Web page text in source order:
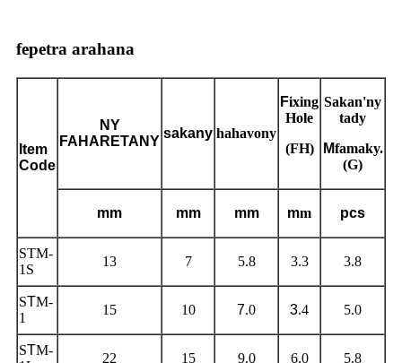
fepetra arahana
Item
Code
NY
FAHARETANY
sakany hahavony
Fixing
Hole
(FH)
Sakan'ny
tady
Mfamaky.
(G)
mm mm mm mm pcs
STM-
1S
13 7 5.8 3.3 3.8
STM-
1
15 10 7.0 3.4 5.0
STM-
22 15 9.0 6.0 5.8